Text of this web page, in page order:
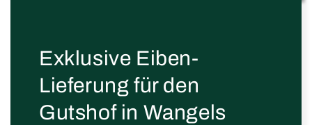
Exklusive Eiben-
Lieferung für den
Gutshof in Wangels